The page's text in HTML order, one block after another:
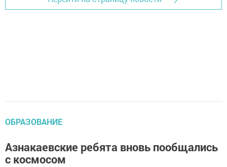
ОБРАЗОВАНИЕ
Азнакаевские ребята вновь пообщались
с космосом